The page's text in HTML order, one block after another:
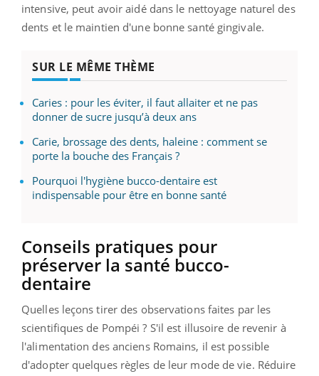
intensive, peut avoir aidé dans le nettoyage naturel des
dents et le maintien d'une bonne santé gingivale.
SUR LE MÊME THÈME
Caries : pour les éviter, il faut allaiter et ne pas
donner de sucre jusqu’à deux ans
Carie, brossage des dents, haleine : comment se
porte la bouche des Français ?
Pourquoi l'hygiène bucco-dentaire est
indispensable pour être en bonne santé
Conseils pratiques pour
préserver la santé bucco-
dentaire
Quelles leçons tirer des observations faites par les
scientifiques de Pompéi ? S'il est illusoire de revenir à
l'alimentation des anciens Romains, il est possible
d'adopter quelques règles de leur mode de vie. Réduire